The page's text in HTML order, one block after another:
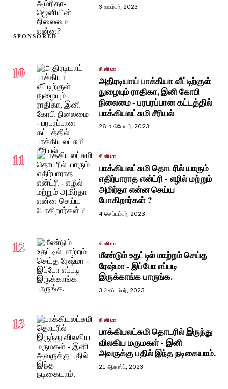
3 நவம்பர், 2023
SPONSORED
10 சினிமா
அதிரடியாய் பாக்கியா வீட்டிற்குள்
நுழையும் ராதிகா, இனி கோபி
நிலைமை - பரபரப்பான கட்டத்தில்
பாக்கியலட்சுமி சீரியல்
26 அக்டோபர், 2023
11 சினிமா
பாக்கியலட்சுமி தொடரில் யாரும்
எதிர்பாராத என்ட்ரி - எழில் மற்றும்
அமிர்தா என்ன செய்ய
போகிறார்கள் ?
4 செப்டம்பர், 2023
12 சினிமா
மீண்டும் உதட்டில் மாற்றம் செய்த
ரேஷ்மா - இப்போ எப்படி
இருக்காங்க பாருங்க.
3 செப்டம்பர், 2023
13 சினிமா
பாக்கியலட்சுமி தொடரில் இருந்து
விலகிய மருமகள் - இனி
அவருக்கு பதில் இந்த நடிகையாம்.
21 ஆகஸ்ட், 2023